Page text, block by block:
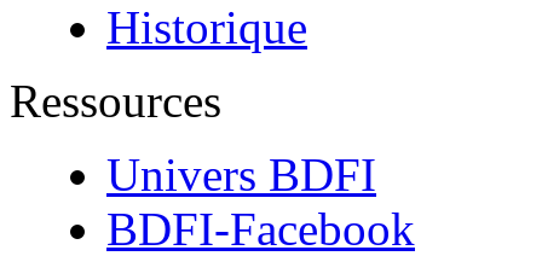
Historique
Ressources
Univers BDFI
BDFI-Facebook